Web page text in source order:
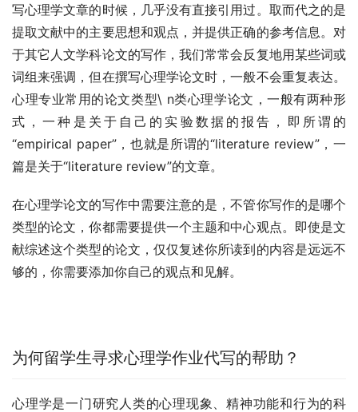
写心理学文章的时候，几乎没有直接引用过。取而代之的是
提取文献中的主要思想和观点，并提供正确的参考信息。对
于其它人文学科论文的写作，我们常常会反复地用某些词或
词组来强调，但在撰写心理学论文时，一般不会重复表达。
心理专业常用的论文类型\ n类心理学论文，一般有两种形
式，一种是关于自己的实验数据的报告，即所谓的
“empirical paper”，也就是所谓的“literature review”，一
篇是关于“literature review”的文章。
在心理学论文的写作中需要注意的是，不管你写作的是哪个
类型的论文，你都需要提供一个主题和中心观点。即使是文
献综述这个类型的论文，仅仅复述你所读到的内容是远远不
够的，你需要添加你自己的观点和见解。
为何留学生寻求心理学作业代写的帮助？
心理学是一门研究人类的心理现象、精神功能和行为的科